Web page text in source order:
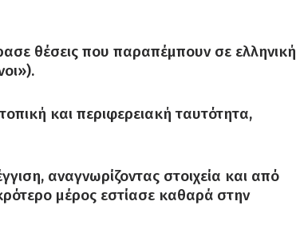
θέσεις που παραπέμπουν σε ελληνική
και περιφερειακή ταυτότητα,
αναγνωρίζοντας στοιχεία και από
μέρος εστίασε καθαρά στην